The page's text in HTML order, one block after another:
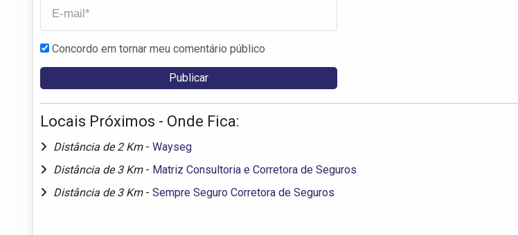
Concordo em tornar meu comentário público
Locais Próximos - Onde Fica:
Distância de 2 Km - Wayseg
Distância de 3 Km - Matriz Consultoria e Corretora de Seguros
Distância de 3 Km - Sempre Seguro Corretora de Seguros